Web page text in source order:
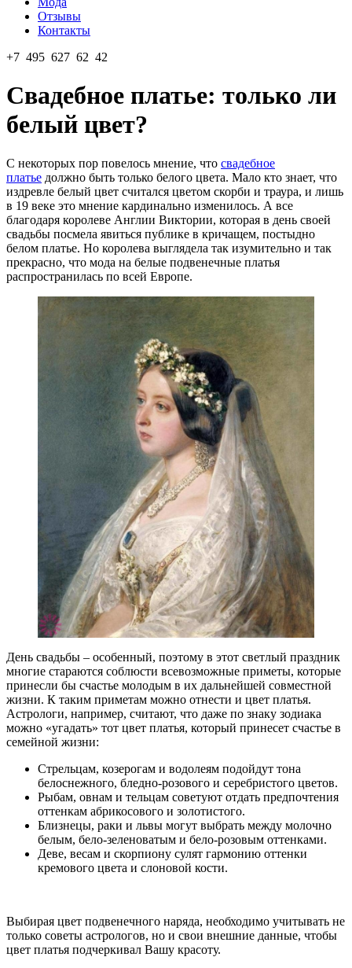
Отзывы
Контакты
+7 495 627 62 42
Свадебное платье: только ли
белый цвет?
С некоторых пор повелось мнение, что свадебное
платье должно быть только белого цвета. Мало кто знает, что
издревле белый цвет считался цветом скорби и траура, и лишь
в 19 веке это мнение кардинально изменилось. А все
благодаря королеве Англии Виктории, которая в день своей
свадьбы посмела явиться публике в кричащем, постыдно
белом платье. Но королева выглядела так изумительно и так
прекрасно, что мода на белые подвенечные платья
распространилась по всей Европе.
День свадьбы – особенный, поэтому в этот светлый праздник
многие стараются соблюсти всевозможные приметы, которые
принесли бы счастье молодым в их дальнейшей совместной
жизни. К таким приметам можно отнести и цвет платья.
Астрологи, например, считают, что даже по знаку зодиака
можно «угадать» тот цвет платья, который принесет счастье в
семейной жизни:
Стрельцам, козерогам и водолеям подойдут тона
белоснежного, бледно-розового и серебристого цветов.
Рыбам, овнам и тельцам советуют отдать предпочтения
оттенкам абрикосового и золотистого.
Близнецы, раки и львы могут выбрать между молочно
белым, бело-зеленоватым и бело-розовым оттенками.
Деве, весам и скорпиону сулят гармонию оттенки
кремового цвета и слоновой кости.
Выбирая цвет подвенечного наряда, необходимо учитывать не
только советы астрологов, но и свои внешние данные, чтобы
цвет платья подчеркивал Вашу красоту.